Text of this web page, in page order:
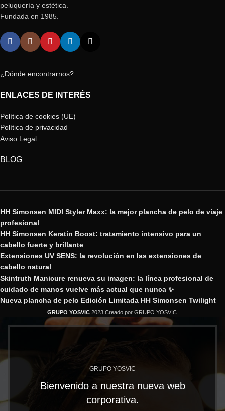
peluquería y estética.
Fundada en 1985.
¿Dónde encontrarnos?
ENLACES DE INTERÉS
Política de cookies (UE)
Política de privacidad
Aviso Legal
BLOG
HH Simonsen MIDI Styler Maxx: la mejor plancha de pelo de viaje
profesional
HH Simonsen Keratin Boost: tratamiento intensivo para un
cabello fuerte y brillante
Extensiones UV SENS: la revolución en las extensiones de
cabello natural
Skintruth Manicure renueva su imagen: la línea profesional de
cuidado de manos vuelve más actual que nunca ✨
Nueva plancha de pelo Edición Limitada HH Simonsen Twilight
GRUPO YOSVIC 2023 Creado por GRUPO YOSVIC.
GRUPO YOSVIC
Bienvenido a nuestra nueva web
corporativa.